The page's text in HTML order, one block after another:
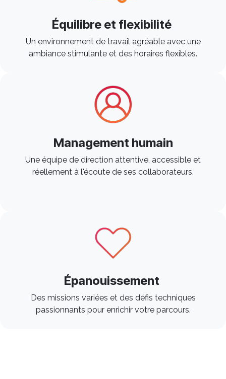
Équilibre et flexibilité
Un environnement de travail agréable avec une
ambiance stimulante et des horaires flexibles. ​
Management humain
Une équipe de direction attentive, accessible et
réellement à l'écoute de ses collaborateurs. ​
Épanouissement
Des missions variées et des défis techniques
passionnants pour enrichir votre parcours. ​